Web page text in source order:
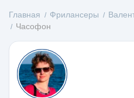
Главная Фрилансеры
Часофон